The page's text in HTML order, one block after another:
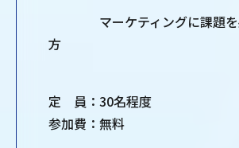
マーケティングに課題を
方
定 員：30名程度
参加費：無料